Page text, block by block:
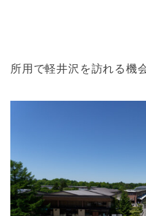
所用で軽井沢を訪れる機